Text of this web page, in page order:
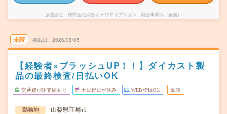
派遣会社 株式会社綜合キャリアオプション 製造事業部（全国）
未読 掲載日 2026/08/05
【経験者×ブラッシュUP！！】ダイカスト製
品の最終検査/日払いOK
交通費別途支給あり 土日祝日が休み WEB登録OK 派遣
勤務地 山梨県韮崎市